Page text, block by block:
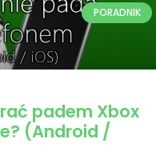
PORADNIK
padem Xbox
(Android /